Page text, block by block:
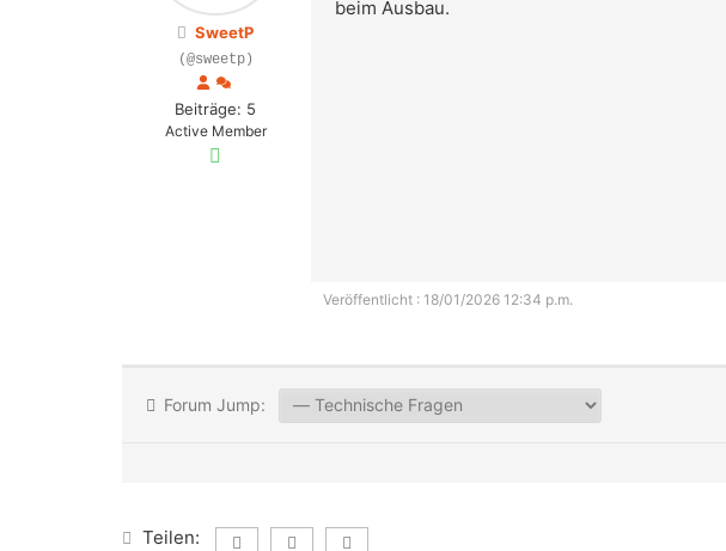
SweetP
(@sweetp)
Beiträge: 5
Active Member
beim Ausbau.
Veröffentlicht : 18/01/2026 12:34 p.m.
Forum Jump:
Teilen: